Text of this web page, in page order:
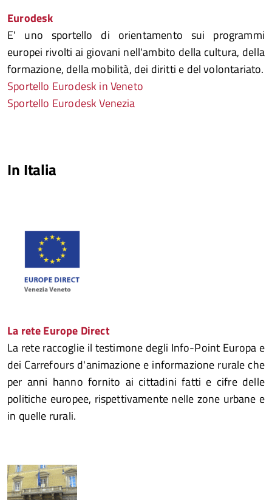
Eurodesk
E' uno sportello di orientamento sui programmi
europei rivolti ai giovani nell'ambito della cultura, della
formazione, della mobilità, dei diritti e del volontariato.
Sportello Eurodesk in Veneto
Sportello Eurodesk Venezia
In Italia
La rete Europe Direct
La rete raccoglie il testimone degli Info-Point Europa e
dei Carrefours d'animazione e informazione rurale che
per anni hanno fornito ai cittadini fatti e cifre delle
politiche europee, rispettivamente nelle zone urbane e
in quelle rurali.